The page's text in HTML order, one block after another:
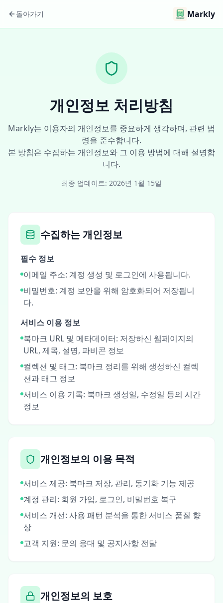
돌아가기 Markly
개인정보 처리방침
Markly는 이용자의 개인정보를 중요하게 생각하며, 관련 법
령을 준수합니다.
본 방침은 수집하는 개인정보와 그 이용 방법에 대해 설명합
니다.
최종 업데이트: 2026년 1월 15일
수집하는 개인정보
필수 정보
이메일 주소: 계정 생성 및 로그인에 사용됩니다.
비밀번호: 계정 보안을 위해 암호화되어 저장됩니
다.
서비스 이용 정보
북마크 URL 및 메타데이터: 저장하신 웹페이지의
URL, 제목, 설명, 파비콘 정보
컬렉션 및 태그: 북마크 정리를 위해 생성하신 컬렉
션과 태그 정보
서비스 이용 기록: 북마크 생성일, 수정일 등의 시간
정보
개인정보의 이용 목적
서비스 제공: 북마크 저장, 관리, 동기화 기능 제공
계정 관리: 회원 가입, 로그인, 비밀번호 복구
서비스 개선: 사용 패턴 분석을 통한 서비스 품질 향
상
고객 지원: 문의 응대 및 공지사항 전달
개인정보의 보호